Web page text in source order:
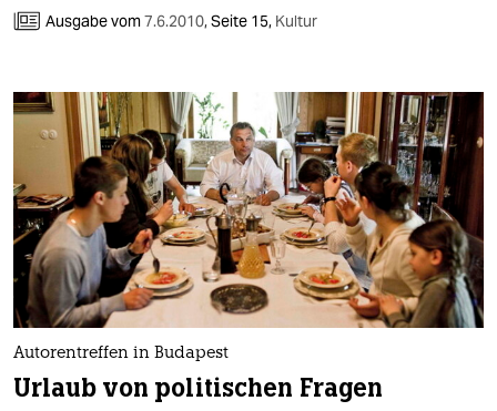
Ausgabe vom7.6.2010,Seite 15, Kultur
Autorentreffen in Budapest
Urlaub von politischen Fragen